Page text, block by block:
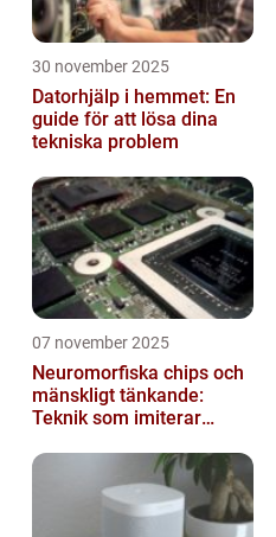
30 november 2025
Datorhjälp i hemmet: En
guide för att lösa dina
tekniska problem
07 november 2025
Neuromorfiska chips och
mänskligt tänkande:
Teknik som imiterar